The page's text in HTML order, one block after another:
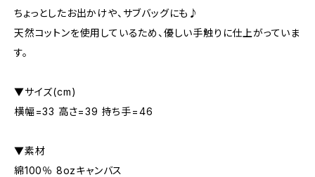
ちょっとしたお出かけや、サブバッグにも♪
天然コットンを使用しているため、優しい手触りに仕上がっていま
す。
▼サイズ(cm)
横幅=33 高さ=39 持ち手=46
▼素材
綿100％ 8ozキャンバス